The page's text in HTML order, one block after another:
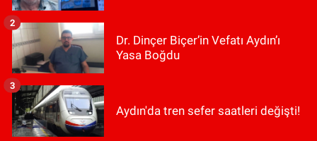
Dr. Dinçer Biçer’in Vefatı Aydın’ı
Yasa Boğdu
2
Aydın'da tren sefer saatleri değişti!
3